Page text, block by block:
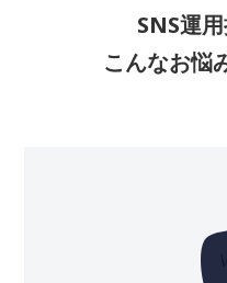
SNS運
こんなお悩